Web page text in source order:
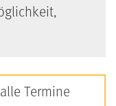
Termine